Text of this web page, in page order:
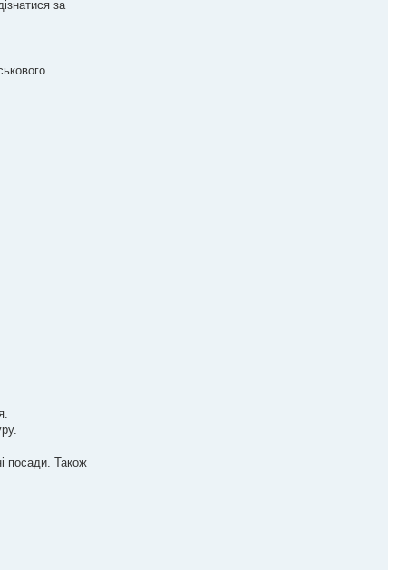
за
посади. Також